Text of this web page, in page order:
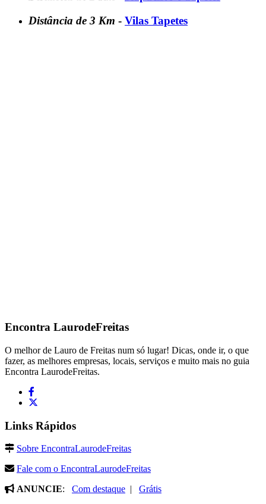
Distância de 3 Km - Vilas Tapetes
Encontra LaurodeFreitas
O melhor de Lauro de Freitas num só lugar! Dicas, onde ir, o que
fazer, as melhores empresas, locais, serviços e muito mais no guia
Encontra LaurodeFreitas.
Links Rápidos
Sobre EncontraLaurodeFreitas
Fale com o EncontraLaurodeFreitas
ANUNCIE: Com destaque | Grátis